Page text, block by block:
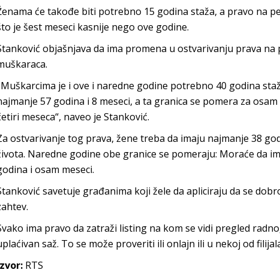
će takođe biti potrebno 15 godina staža, a pravo na
je šest meseci kasnije nego ove godine.
objašnjava da ima promena u ostvarivanju prava
je i ove i naredne godine potrebno 40 godina
57 godina i 8 meseci, a ta granica se pomera za
meseca“, naveo je Stanković.
ostvarivanje tog prava, žene treba da imaju najmanje 38
Naredne godine obe granice se pomeraju: Moraće da
i osam meseci.
savetuje građanima koji žele da apliciraju da se
ima pravo da zatraži listing na kom se vidi pregled
saž. To se može proveriti ili onlajn ili u nekoj od
RTS